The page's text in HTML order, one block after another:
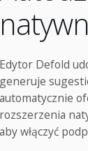
Edytor Defold
generuje
automatycznie
rozszerzenia
aby włączyć